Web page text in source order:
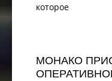
которое
МОНАКО